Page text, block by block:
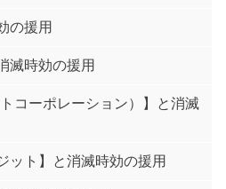
の援用
滅時効の援用
コーポレーション）】と消滅
ット】と消滅時効の援用